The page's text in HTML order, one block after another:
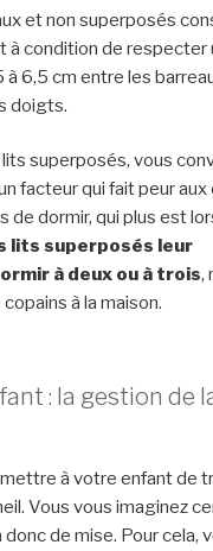
et non superposés
à condition de respecter
6,5 cm entre les
doigts.
lits superposés, vous
facteur qui fait peur
de dormir, qui plus est
lits superposés leur
à deux ou à trois,
à la maison.
: la gestion de
à votre enfant de
Vous vous imaginez
donc de mise. Pour cela,